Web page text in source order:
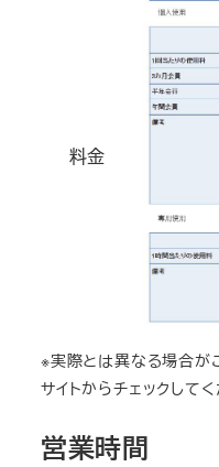
料金
※実際とは異なる場合が
サイトからチェックしてく
営業時間